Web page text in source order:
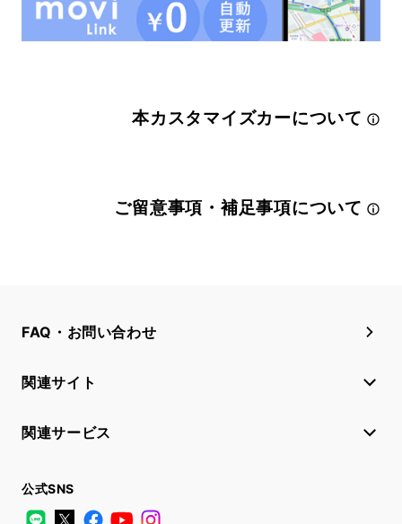
本カスタマイズカーについて
ご留意事項・補足事項について
FAQ・お問い合わせ
関連サイト
関連サービス
公式SNS
LINE
X FacebookYouTube